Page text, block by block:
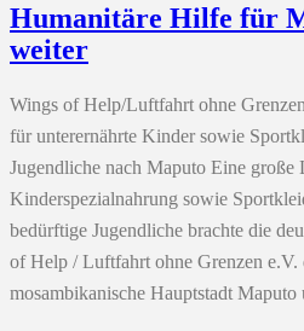
Humanitäre Hilfe für
weiter
Wings of Help/Luftfahrt ohne
für unterernährte Kinder sowie
Jugendliche nach Maputo Eine große
Kinderspezialnahrung sowie
bedürftige Jugendliche brachte die
of Help / Luftfahrt ohne Grenzen e.V.
mosambikanische Hauptstadt